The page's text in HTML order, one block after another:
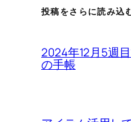
投稿をさらに読み込
2024年12月5週
の手帳